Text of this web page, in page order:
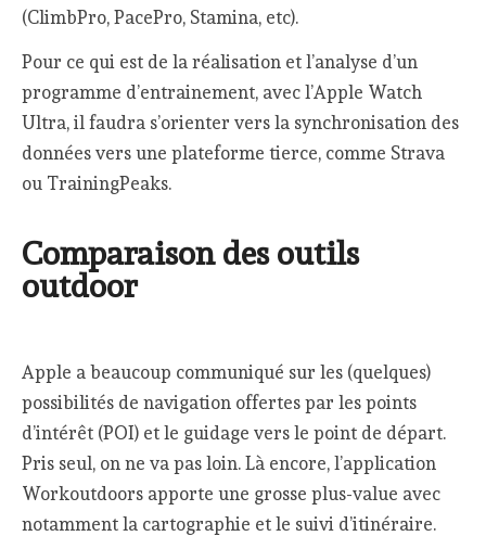
(ClimbPro, PacePro, Stamina, etc).
Pour ce qui est de la réalisation et l’analyse d’un
programme d’entrainement, avec l’Apple Watch
Ultra, il faudra s’orienter vers la synchronisation des
données vers une plateforme tierce, comme Strava
ou TrainingPeaks.
Comparaison des outils
outdoor
Apple a beaucoup communiqué sur les (quelques)
possibilités de navigation offertes par les points
d’intérêt (POI) et le guidage vers le point de départ.
Pris seul, on ne va pas loin. Là encore, l’application
Workoutdoors apporte une grosse plus-value avec
notamment la cartographie et le suivi d’itinéraire.